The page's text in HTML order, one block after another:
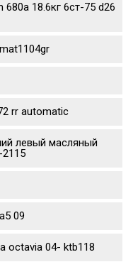
18.6кг 6ст-75 d26
rr automatic
левый масляный
09
octavia 04- ktb118